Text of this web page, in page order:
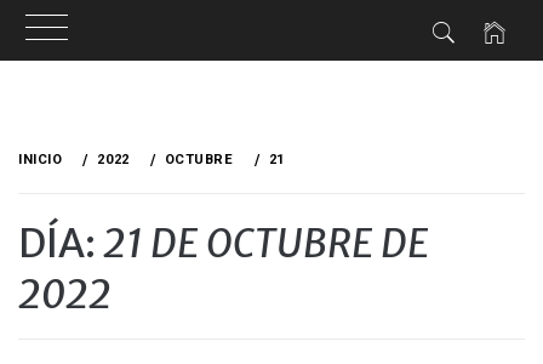
INICIO 2022 OCTUBRE 21
DÍA: 21 DE OCTUBRE DE
2022